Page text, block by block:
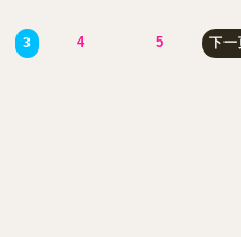
3 4 5 下一